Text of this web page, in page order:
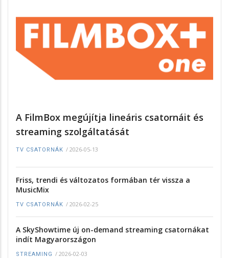
A FilmBox megújítja lineáris csatornáit és
streaming szolgáltatását
TV CSATORNÁK / 2026-05-13
Friss, trendi és változatos formában tér vissza a
MusicMix
TV CSATORNÁK / 2026-02-25
A SkyShowtime új on-demand streaming csatornákat
indít Magyarországon
STREAMING / 2026-02-03